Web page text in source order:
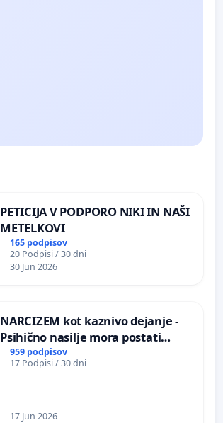
PETICIJA V PODPORO NIKI IN NAŠI
METELKOVI
165 podpisov
20 Podpisi / 30 dni
30 Jun 2026
NARCIZEM kot kaznivo dejanje -
Psihično nasilje mora postati
enako prepoznano kot fizično
nasilje
959 podpisov
17 Podpisi / 30 dni
17 Jun 2026